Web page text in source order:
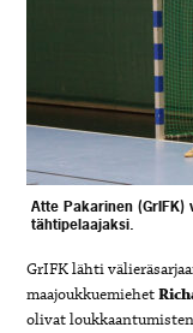
Atte Pakarinen (GrIFK)
tähtipelaajaksi.
GrIFK lähti
maajoukkuemiehet
olivat